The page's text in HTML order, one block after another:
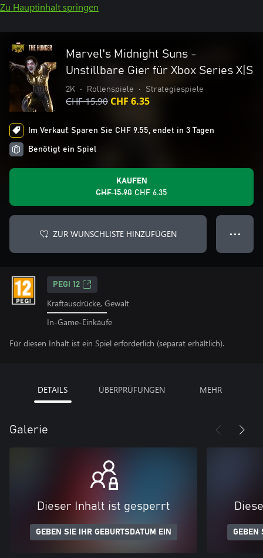
Zu Hauptinhalt springen
Marvel's Midnight Suns -
Unstillbare Gier für Xbox Series X|S
2K • Rollenspiele • Strategiespiele
CHF 15.90 CHF 6.35
Im Verkauf: Sparen Sie CHF 9.55, endet in 3 Tagen
Benötigt ein Spiel
KAUFEN
CHF 15.90 CHF 6.35
ZUR WUNSCHLISTE HINZUFÜGEN ● ● ●
PEGI 12
Kraftausdrücke, Gewalt
In-Game-Einkäufe
Für diesen Inhalt ist ein Spiel erforderlich (separat erhältlich).
DETAILS ÜBERPRÜFUNGEN MEHR
Galerie
Dieser Inhalt ist gesperrt
GEBEN SIE IHR GEBURTSDATUM EIN GEBEN